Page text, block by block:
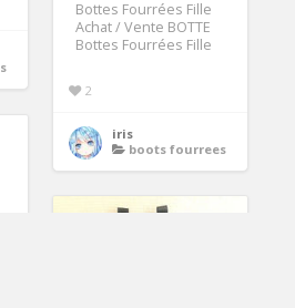
Bottes Fourrées Fille
Achat / Vente BOTTE
Bottes Fourrées Fille
2
iris
boots fourrees